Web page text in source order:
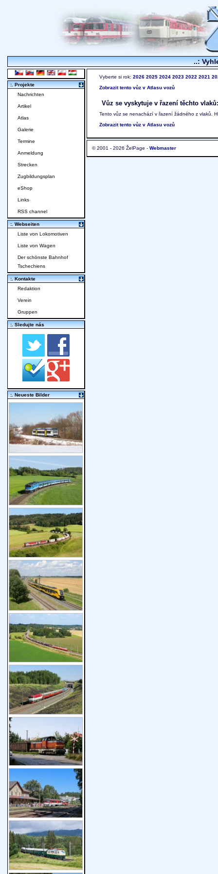
..:
Vyberte si rok: 2026 2025 2024 2023 2022 2021
Zobrazit tento vůz v Atlasu vozů
Vůz se vyskytuje v řazení těchto vlaků:
Tento vůz se nenachází v řazení žádného z vlaků.
Zobrazit tento vůz v Atlasu vozů
© 2001 - 2026 ŽelPage - Webmaster
:. Projekte
Nachrichten
Artikel
Atlas
Galerie
Termine
Anmeldung
Strecken
Zugbildungsplan
eShop
Links
RSS channel
:. Webseiten
Liste von Lokomotiven
Liste von Wagen
Der schönste Bahnhof
Tschechiens
:. Kontakte
Redaktion
Verein
Gruppen
:. Sledujte nás
:. Neueste Bilder